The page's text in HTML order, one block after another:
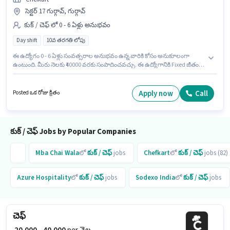
సెక్టర్ 17 గుర్గావ్, గుర్గావ్
కుక్ / చెఫ్ లో 0 - 6 ఏళ్లు అనుభవం
Day shift 10వ తరగతి లోపు
ఈ ఉద్యోగం 0 - 6 ఏళ్లు సంవత్సరాల అనుభవం ఉన్న వారికి కోసం అనుకూలంగా
ఉంటుంది. మీరు నెలకు ₹40000 వరకు సంపాదించవచ్చు. ఈ ఉద్యోగానికి Fixed జీతం
ఉద్యోగం, ఇందులో DAY shift మరియు వారానికి 6 days working ఉంటాయి. ఈ ఖాళీ
Posted ఒక రోజు క్రితం Apply now Call
కుక్ / చెఫ్ Jobs by Popular Companies
Mba Chai Walaలోకుక్ / చెఫ్jobs Chefkartలోకుక్ / చెఫ్jobs (82)
Azure Hospitalityలోకుక్ / చెఫ్jobs Sodexo Indiaలోకుక్ / చెఫ్jobs
చెఫ్